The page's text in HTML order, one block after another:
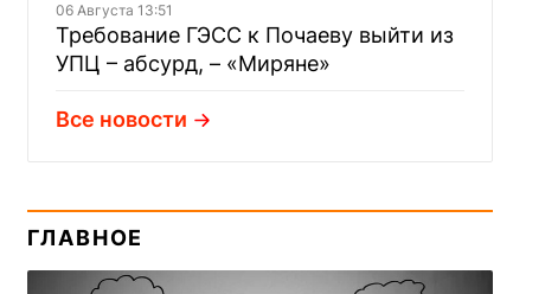
06 Августа 13:51
Требование ГЭСС к Почаеву выйти из
УПЦ – абсурд, – «Миряне»
Все новости
ГЛАВНОЕ